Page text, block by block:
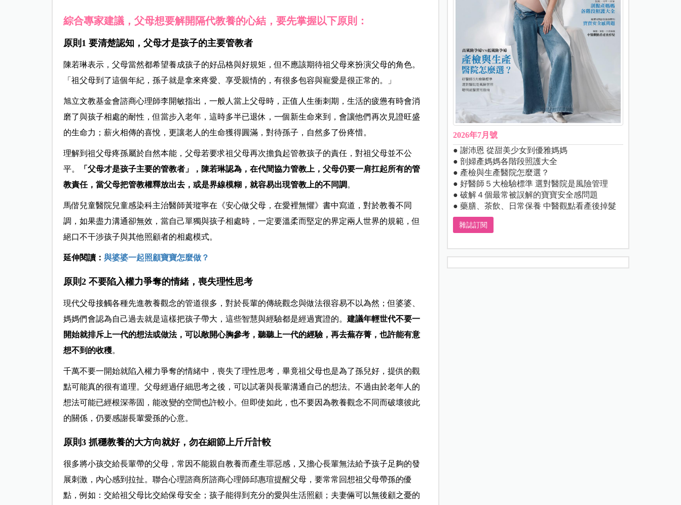
綜合專家建議，父母想要解開隔代教養的心結，要先掌握以下原則：
原則1 要清楚認知，父母才是孩子的主要管教者
陳若琳表示，父母當然都希望養成孩子的好品格與好規矩，但不應該期待祖父母來扮演父母的角色。
「祖父母到了這個年紀，孫子就是拿來疼愛、享受親情的，有很多包容與寵愛是很正常的。」
旭立文教基金會諮商心理師李開敏指出，一般人當上父母時，正值人生衝刺期，生活的疲憊有時會消
磨了與孩子相處的耐性，但當步入老年，這時多半已退休，一個新生命來到，會讓他們再次見證旺盛
的生命力；薪火相傳的喜悅，更讓老人的生命獲得圓滿，對待孫子，自然多了份疼惜。
理解到祖父母疼孫屬於自然本能，父母若要求祖父母再次擔負起管教孩子的責任，對祖父母並不公
平。
「父母才是孩子主要的管教者」，陳若琳認為，在代間協力管教上，父母仍要一肩扛起所有的管
教責任，當父母把管教權釋放出去，或是界線模糊，就容易出現管教上的不同調 。
馬偕兒童醫院兒童感染科主治醫師黃瑽寧在《安心做父母，在愛裡無懼》書中寫道，對於教養不同
調，如果盡力溝通卻無效，當自己單獨與孩子相處時，一定要溫柔而堅定的界定兩人世界的規範，但
絕口不干涉孩子與其他照顧者的相處模式。
延伸閱讀： 與婆婆一起照顧寶寶怎麼做？
原則2 不要陷入權力爭奪的情緒，喪失理性思考
現代父母接觸各種先進教養觀念的管道很多，對於長輩的傳統觀念與做法很容易不以為然；但婆婆、
媽媽們會認為自己過去就是這樣把孩子帶大，這些智慧與經驗都是經過實證的。 建議年輕世代不要一
開始就排斥上一代的想法或做法，可以敞開心胸參考，聽聽上一代的經驗，再去蕪存菁，也許能有意
想不到的收穫。
千萬不要一開始就陷入權力爭奪的情緒中，喪失了理性思考，畢竟祖父母也是為了孫兒好，提供的觀
點可能真的很有道理。父母經過仔細思考之後，可以試著與長輩溝通自己的想法。不過由於老年人的
想法可能已經根深蒂固，能改變的空間也許較小。但即使如此，也不要因為教養觀念不同而破壞彼此
的關係，仍要感謝長輩愛孫的心意。
原則3 抓穩教養的大方向就好，勿在細節上斤斤計較
很多將小孩交給長輩帶的父母，常因不能親自教養而產生罪惡感，又擔心長輩無法給予孩子足夠的發
展刺激，內心感到拉扯。聯合心理諮商所諮商心理師邱惠瑄提醒父母，要常常回想祖父母帶孫的優
點，例如：交給祖父母比交給保母安全；孩子能得到充分的愛與生活照顧；夫妻倆可以無後顧之憂的
2026年7月號
● 謝沛恩 從甜美少女到優雅媽媽
● 剖婦產媽媽各階段照護大全
● 產檢與生產醫院怎麼選？
● 好醫師５大檢驗標準 選對醫院是風險管理
● 破解４個最常被誤解的寶寶安全感問題
● 藥膳、茶飲、日常保養 中醫觀點看產後掉髮
雜誌訂閱